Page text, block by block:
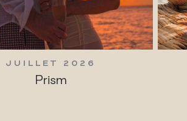
JUILLET 2026
Prism